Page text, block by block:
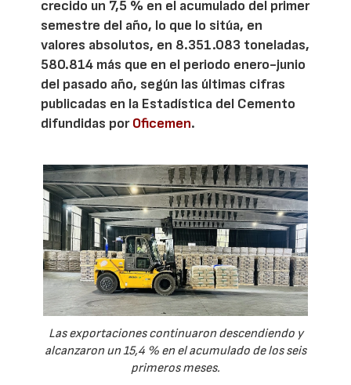
crecido un 7,5 % en el acumulado del primer
semestre del año, lo que lo sitúa, en
valores absolutos, en 8.351.083 toneladas,
580.814 más que en el periodo enero-junio
del pasado año, según las últimas cifras
publicadas en la Estadística del Cemento
difundidas porOficemen.
Las exportaciones continuaron descendiendo y
alcanzaron un 15,4 % en el acumulado de los seis
primeros meses.